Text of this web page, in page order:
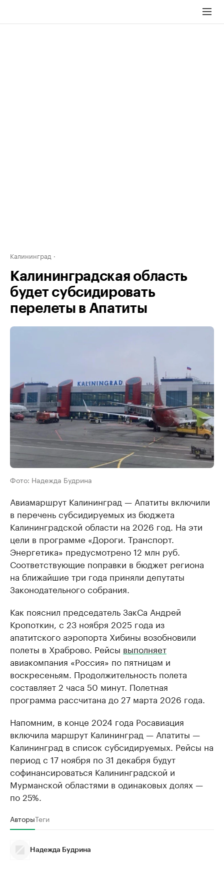
Калининград
Калининградская область
будет субсидировать
перелеты в Апатиты
Фото: Надежда Будрина
Авиамаршрут Калининград — Апатиты включили
в перечень субсидируемых из бюджета
Калининградской области на 2026 год. На эти
цели в программе «Дороги. Транспорт.
Энергетика» предусмотрено 12 млн руб.
Соответствующие поправки в бюджет региона
на ближайшие три года приняли депутаты
Законодательного собрания.
Как пояснил председатель ЗакСа Андрей
Кропоткин, с 23 ноября 2025 года из
апатитского аэропорта Хибины возобновили
полеты в Храброво. Рейсы выполняет
авиакомпания «Россия» по пятницам и
воскресеньям. Продолжительность полета
составляет 2 часа 50 минут. Полетная
программа рассчитана до 27 марта 2026 года.
Напомним, в конце 2024 года Росавиация
включила маршрут Калининград — Апатиты —
Калининград в список субсидируемых. Рейсы на
период с 17 ноября по 31 декабря будут
софинансироваться Калининградской и
Мурманской областями в одинаковых долях —
по 25%.
АвторыТеги
Надежда Будрина